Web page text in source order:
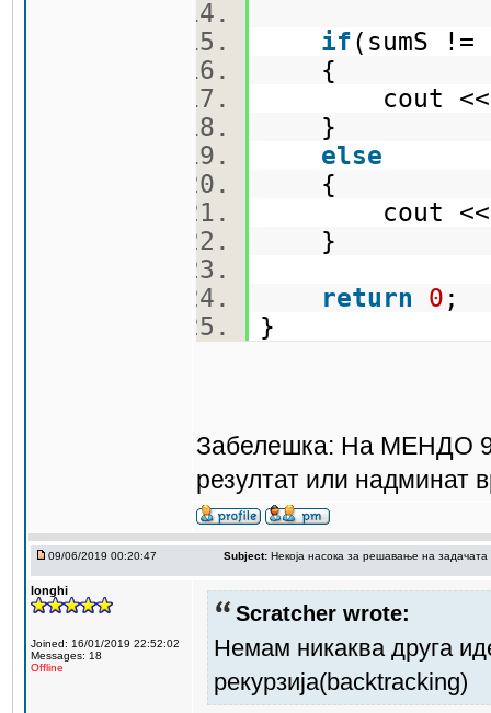
if(sumS
{
cout <<
}
else
{
cout <<
}
return
0 ;
}
Забелешка: На МЕНДО 9/
резултат или надминат
09/06/2019 00:20:47 Subject: Некоја насока за решавање на
longhi
Joined: 16/01/2019 22:52:02
Messages: 18
Offline
Scratcher wrote:
Немам никаква друга
рекурзија(backtracking)